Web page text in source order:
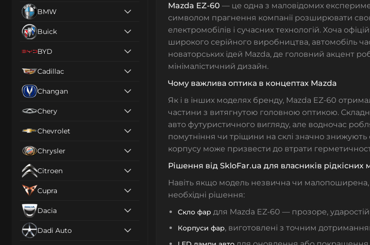
BMW
Buick
BYD
Cadillac
Changan
Chery
Chevrolet
Chrysler
Citroen
Cupra
Dacia
Dadi Auto
Mazda EZ-60 — це одна з маловідомих
символом прагнення компанії розширювати
електромобілів і сучасних технологій. Хоча
широкого серійного виробництва, автомобіль
новаторських ідей Mazda, де головний акцент
мінімалістичний дизайн.
Чому важлива оптика в концептах Mazda
Як і в інших моделях бренду, Mazda EZ-60
частини з витягнутою головною оптикою.
авто футуристичного вигляду, але водночас
помутніння чи тріщини на склі значно
корпусу може призвести до втрати
Рішення від SkloFar.ua для власників рідкісних
Навіть якщо модель незвична чи
необхідні рішення:
Скло фар для Mazda EZ-60 — прозоре,
Корпуси фар, виготовлені з точним